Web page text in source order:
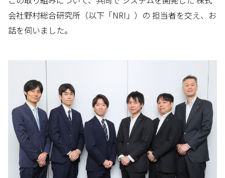
会社野村総合研究所（以下「NRI」）の 担当者を交え、お
話を伺いました。